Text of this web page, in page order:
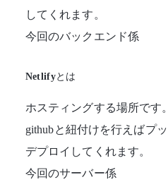
してくれます。
今回のバックエンド係
Netlifyとは
ホスティングする場所です。
githubと紐付けを行えばプ
デプロイしてくれます。
今回のサーバー係